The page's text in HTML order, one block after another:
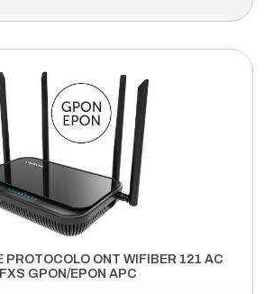
PROTOCOLO ONT WIFIBER 121 AC
GPON/EPON APC